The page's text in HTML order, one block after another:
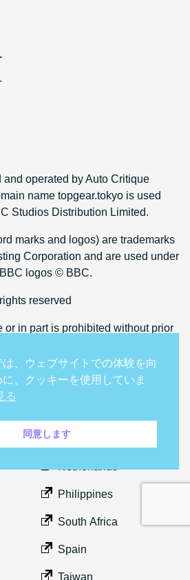
operated by Auto Critique
name topgear.tokyo is used
Studios Distribution Limited.
marks and logos) are trademarks
Corporation and are used under
logos © BBC.
reserved
or in part is prohibited without prior
SITES
Middle East
Philippines
South Africa
Spain
Taiwan
は、ウェブサイトでの体験を向
に、クッキーを使用していま
る
同意します